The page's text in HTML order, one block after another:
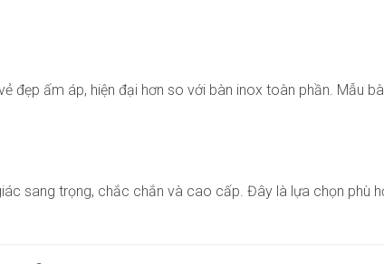
đẹp ấm áp, hiện đại hơn so với bàn inox toàn phần. Mẫu
sang trọng, chắc chắn và cao cấp. Đây là lựa chọn phù